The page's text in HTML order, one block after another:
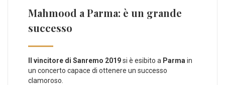
Mahmood a Parma: è un grande
successo
Il vincitore di Sanremo 2019si è esibito a Parma in
un concerto capace di ottenere un successo
clamoroso.